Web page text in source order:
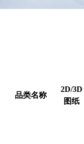
品类名称
2D/3D
图纸